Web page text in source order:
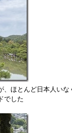
、ほとんど日本人いな
でした